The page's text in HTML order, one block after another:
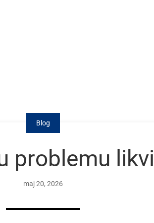
Blog
problemu
maj 20, 2026